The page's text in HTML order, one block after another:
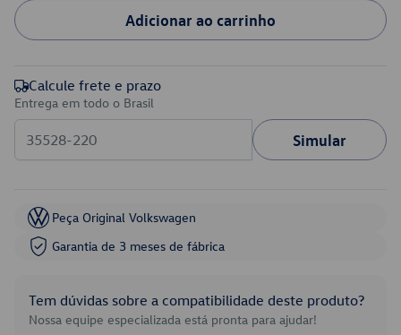
Adicionar ao carrinho
Calcule frete e prazo
Entrega em todo o Brasil
Simular
Peça Original Volkswagen
Garantia de 3 meses de fábrica
Tem dúvidas sobre a compatibilidade deste produto?
Nossa equipe especializada está pronta para ajudar!